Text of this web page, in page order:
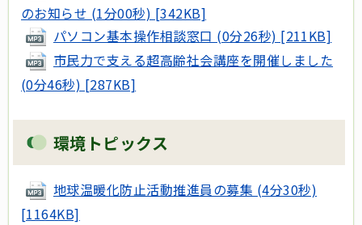
のお知らせ (1分00秒) [342KB]
パソコン基本操作相談窓口 (0分26秒) [211KB]
市民力で支える超高齢社会講座を開催しました
(0分46秒) [287KB]
環境トピックス
地球温暖化防止活動推進員の募集 (4分30秒)
[1164KB]